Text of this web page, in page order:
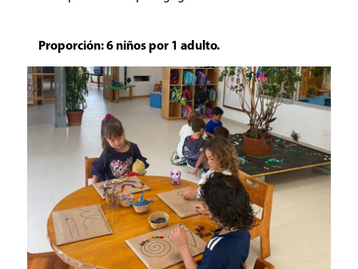
Proporción: 6 niños por 1 adulto.